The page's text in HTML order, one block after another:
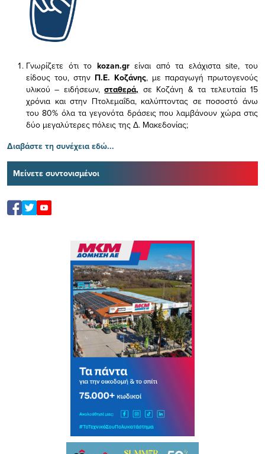
Γνωρίζετε ότι το kozan.gr είναι από τα ελάχισταsite, του
είδους του, στην Π.Ε. Κοζάνης, με παραγωγή πρωτογενούς
υλικού – ειδήσεων,σταθερά, σε Κοζάνη & τα τελευταία 15
χρόνια και στην Πτολεμαΐδα, καλύπτοντας σε ποσοστό άνω
του 80% όλα τα γεγονότα δράσεις που λαμβάνουν χώρα στις
δύο μεγαλύτερες πόλεις της Δ. Μακεδονίας;
Διαβάστε τη συνέχεια εδώ...
Μείνετε συντονισμένοι